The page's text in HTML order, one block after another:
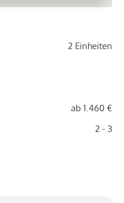
2 Einheiten
ab 1.460 €
2 - 3